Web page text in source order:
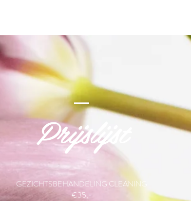
Prijslijst
GEZICHTSBEHANDELING CLEANING
€35,-